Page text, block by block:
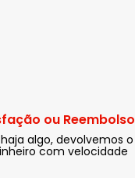
ou Reembolso
algo, devolvemos o
com velocidade